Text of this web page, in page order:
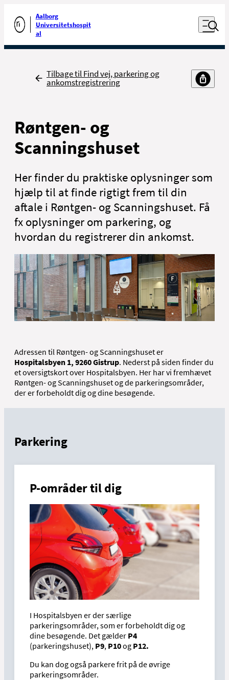
Gå til forsiden
Aalborg
Universitetshospit
al
Åben
Udfør søgning
Tilbage
Tilbage til Find vej, parkering og
ankomstregistrering
Røntgen- og
Scanningshuset
Her finder du praktiske oplysninger som
hjælp til at finde rigtigt frem til din
aftale i Røntgen- og Scanningshuset. Få
fx oplysninger om parkering, og
hvordan du registrerer din ankomst.
Adressen til Røntgen- og Scanningshuset er
Hospitalsbyen 1, 9260 Gistrup. Nederst på siden finder du
et oversigtskort over Hospitalsbyen. Her har vi fremhævet
Røntgen- og Scanningshuset og de parkeringsområder,
der er forbeholdt dig og dine besøgende.
Parkering
P-områder til dig
I Hospitalsbyen er der særlige
parkeringsområder, som er forbeholdt dig og
dine besøgende. Det gælder P4
(parkeringshuset), P9, P10og P12.
Du kan dog også parkere frit på de øvrige
parkeringsområder.